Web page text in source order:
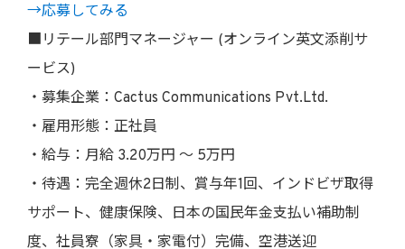
→応募してみる
■リテール部門マネージャー (オンライン英文添削サ
ービス)
・募集企業：Cactus Communications Pvt.Ltd.
・雇用形態：正社員
・給与：月給 3.20万円 〜 5万円
・待遇：完全週休2日制、賞与年1回、インドビザ取得
サポート、健康保険、日本の国民年金支払い補助制
度、社員寮（家具・家電付）完備、空港送迎